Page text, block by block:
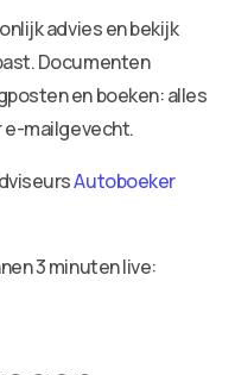
advies en bekijk
Documenten
en boeken: alles
e-mailgevecht.
Autoboeker
3 minuten live: